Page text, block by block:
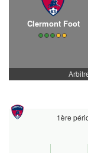
Clermont Foot
1ère